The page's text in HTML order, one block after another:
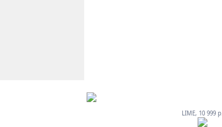
LIME, 10 999